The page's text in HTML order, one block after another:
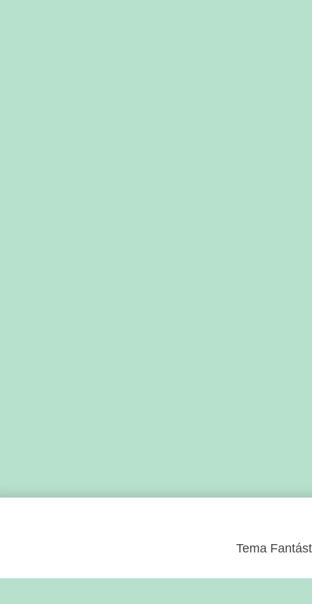
Tema